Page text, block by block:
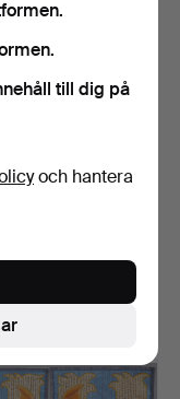
12 maj 2026
till dig på
och hantera